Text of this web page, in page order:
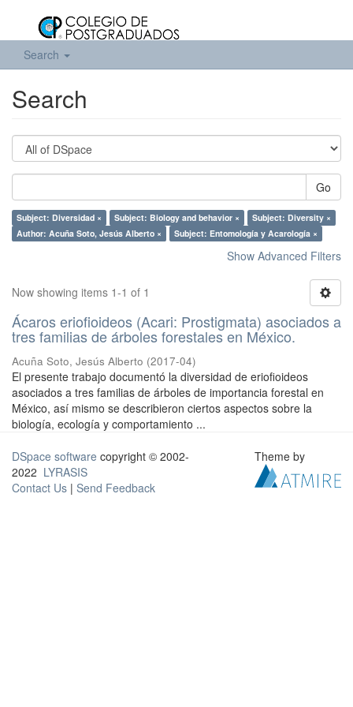
Search
Search
Go
Subject: Diversidad × Subject: Biology and behavior ×
Subject: Diversity ×
Author: Acuña Soto, Jesús Alberto ×
Subject: Entomología y Acarología ×
Show Advanced Filters
Now showing items 1-1 of 1
Ácaros eriofioideos (Acari: Prostigmata) asociados a
tres familias de árboles forestales en México.
Acuña Soto, Jesús Alberto (2017-04)
El presente trabajo documentó la diversidad de eriofioideos
asociados a tres familias de árboles de importancia forestal en
México, así mismo se describieron ciertos aspectos sobre la
biología, ecología y comportamiento ...
DSpace software copyright © 2002-
2022 LYRASIS
Contact Us | Send Feedback
Theme by